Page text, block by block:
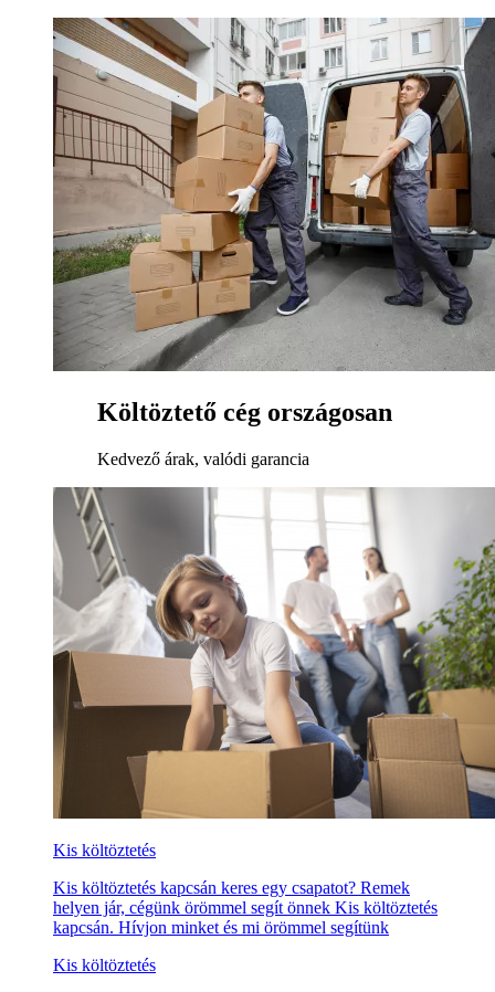
Költöztető cég országosan
Kedvező árak, valódi garancia
Kis költöztetés
Kis költöztetés kapcsán keres egy csapatot? Remek
helyen jár, cégünk örömmel segít önnek Kis költöztetés
kapcsán. Hívjon minket és mi örömmel segítünk
Kis költöztetés